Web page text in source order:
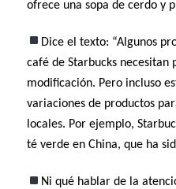
ofrece una sopa de cerdo y
Dice el texto: “Algunos
café de Starbucks necesitan
modificación. Pero incluso
variaciones de productos
locales. Por ejemplo,
té verde en China, que ha
Ni qué hablar de la